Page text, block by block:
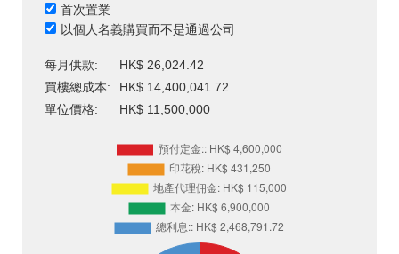
首次置業
以個人名義購買而不是通過公司
每月供款:
HK$ 26,024.42
買樓總成本:
HK$ 14,400,041.72
單位價格:
HK$ 11,500,000